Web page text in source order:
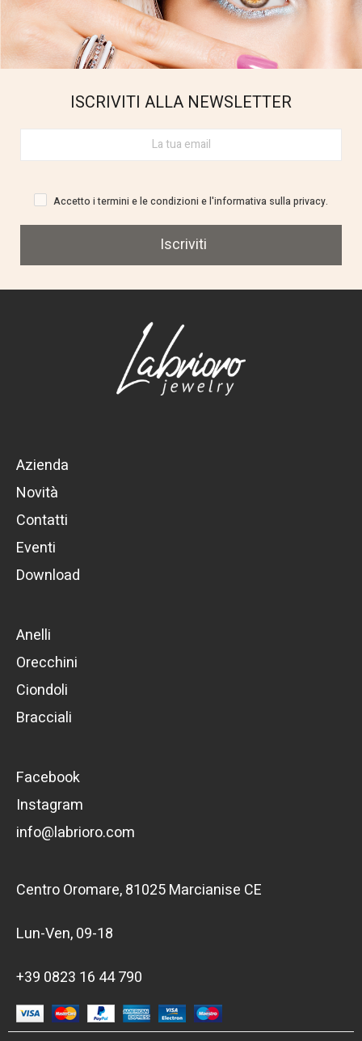
ISCRIVITI ALLA NEWSLETTER
Iscriviti
Accetto i termini e le condizioni e l'informativa sulla privacy.
Azienda
Novità
Contatti
Eventi
Download
Anelli
Orecchini
Ciondoli
Bracciali
Facebook
Instagram
info@labrioro.com
Centro Oromare, 81025 Marcianise CE
Lun-Ven, 09-18
+39 0823 16 44 790